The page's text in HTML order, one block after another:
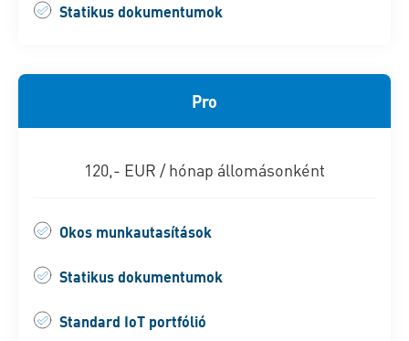
Statikus dokumentumok
Pro
120,- EUR / hónap állomásonként
Okos munkautasítások
Statikus dokumentumok
Standard IoT portfólió